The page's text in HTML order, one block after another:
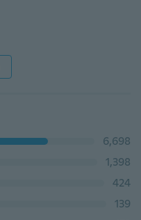
6,698
1,398
424
139